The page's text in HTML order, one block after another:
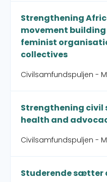
Strengthening
movement
feminist
collectives
Civilsamfundspuljen -
Strengthening
health and
Civilsamfundspuljen -
Studerende sætter